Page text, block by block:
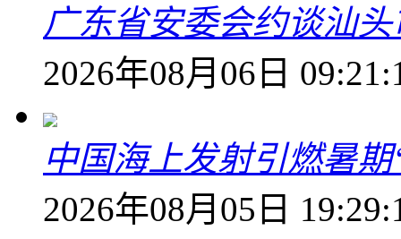
广东省安委会约谈汕
2026年08月06日
中国海上发射引燃暑
2026年08月05日